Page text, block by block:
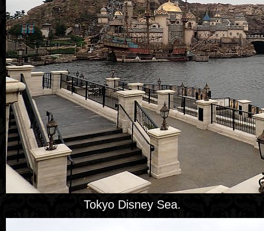
Tokyo Disney Sea.